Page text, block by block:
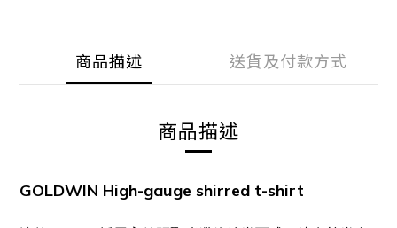
商品描述 送貨及付款方式
商品描述
GOLDWIN High-gauge shirred t-shirt